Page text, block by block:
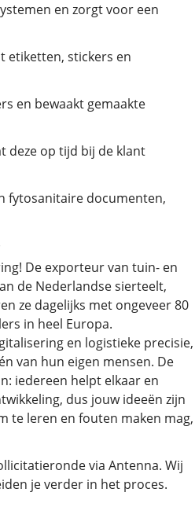
en zorgt voor een
etiketten, stickers en
en bewaakt gemaakte
deze op tijd bij de klant
fytosanitaire documenten,
De exporteur van tuin- en
de Nederlandse sierteelt,
ze dagelijks met ongeveer 80
in heel Europa.
en logistieke precisie,
van hun eigen mensen. De
iedereen helpt elkaar en
dus jouw ideeën zijn
te leren en fouten maken mag,
via Antenna. Wij
je verder in het proces.